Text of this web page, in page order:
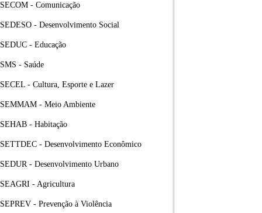
SECOM - Comunicação
SEDESO - Desenvolvimento Social
SEDUC - Educação
SMS - Saúde
SECEL - Cultura, Esporte e Lazer
SEMMAM - Meio Ambiente
SEHAB - Habitação
SETTDEC - Desenvolvimento Econômico
SEDUR - Desenvolvimento Urbano
SEAGRI - Agricultura
SEPREV - Prevenção à Violência